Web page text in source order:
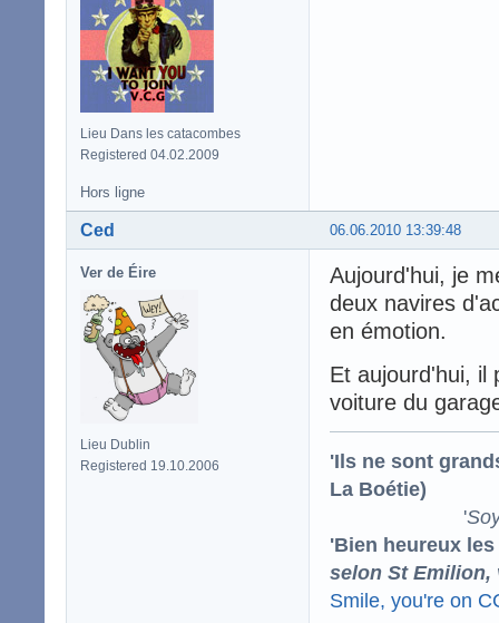
Lieu Dans les catacombes
Registered 04.02.2009
Hors ligne
06.06.2010 13:39:48
Ced
Ver de Éire
Lieu Dublin
Registered 19.10.2006
Aujourd'hui, je
deux navires
en émotion.
Et aujourd'hui, il
voiture du
'Ils ne sont
La Boétie)
'
'Bien heureux
selon St Emilion,
Smile, you're on